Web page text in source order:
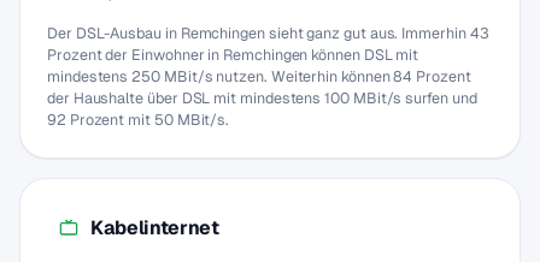
Der DSL-Ausbau in Remchingen sieht ganz gut aus. Immerhin 43
Prozent der Einwohner in Remchingen können DSL mit
mindestens 250 MBit/s nutzen. Weiterhin können 84 Prozent
der Haushalte über DSL mit mindestens 100 MBit/s surfen und
92 Prozent mit 50 MBit/s.
Kabelinternet